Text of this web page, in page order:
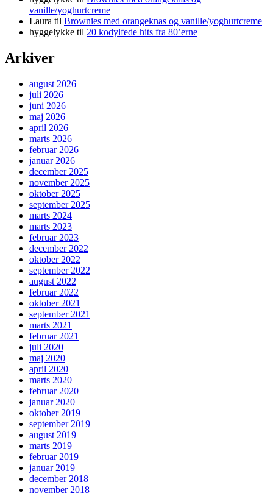
vanille/yoghurtcreme
Laura til Brownies med orangeknas og vanille/yoghurtcreme
hyggelykke til 20 kodylfede hits fra 80’erne
Arkiver
august 2026
juli 2026
juni 2026
maj 2026
april 2026
marts 2026
februar 2026
januar 2026
december 2025
november 2025
oktober 2025
september 2025
marts 2024
marts 2023
februar 2023
december 2022
oktober 2022
september 2022
august 2022
februar 2022
oktober 2021
september 2021
marts 2021
februar 2021
juli 2020
maj 2020
april 2020
marts 2020
februar 2020
januar 2020
oktober 2019
september 2019
august 2019
marts 2019
februar 2019
januar 2019
december 2018
november 2018